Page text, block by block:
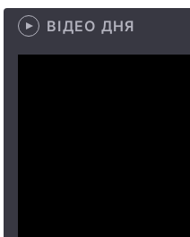
ВІДЕО ДНЯ